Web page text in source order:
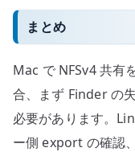
まとめ
Mac で NFSv4 共有
合、まず Finder の
必要があります。
ー側 export の確認